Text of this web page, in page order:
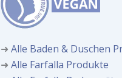
➜ Alle Baden & Duschen
➜ Alle Farfalla Produkte